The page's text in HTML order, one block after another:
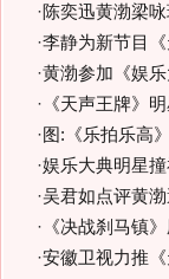
·陈奕迅黄渤梁
·李静为新节目
·黄渤参加《娱
· 《天声王牌》
· 图:《乐拍乐高
·娱乐大典明星
·吴君如点评黄
· 《决战刹马镇
·安徽卫视力推